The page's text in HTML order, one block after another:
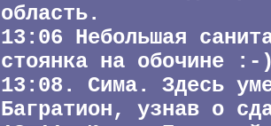
область.
13:06 Небольшая
стоянка на обочине :-
13:08. Сима. Здесь
Багратион, узнав о